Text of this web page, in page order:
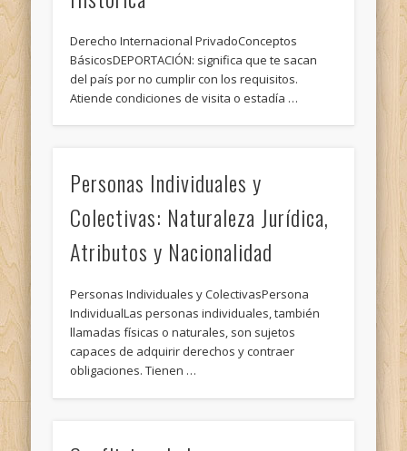
Derecho Internacional PrivadoConceptos
BásicosDEPORTACIÓN: significa que te sacan
del país por no cumplir con los requisitos.
Atiende condiciones de visita o estadía …
Personas Individuales y
Colectivas: Naturaleza Jurídica,
Atributos y Nacionalidad
Personas Individuales y ColectivasPersona
IndividualLas personas individuales, también
llamadas físicas o naturales, son sujetos
capaces de adquirir derechos y contraer
obligaciones. Tienen …